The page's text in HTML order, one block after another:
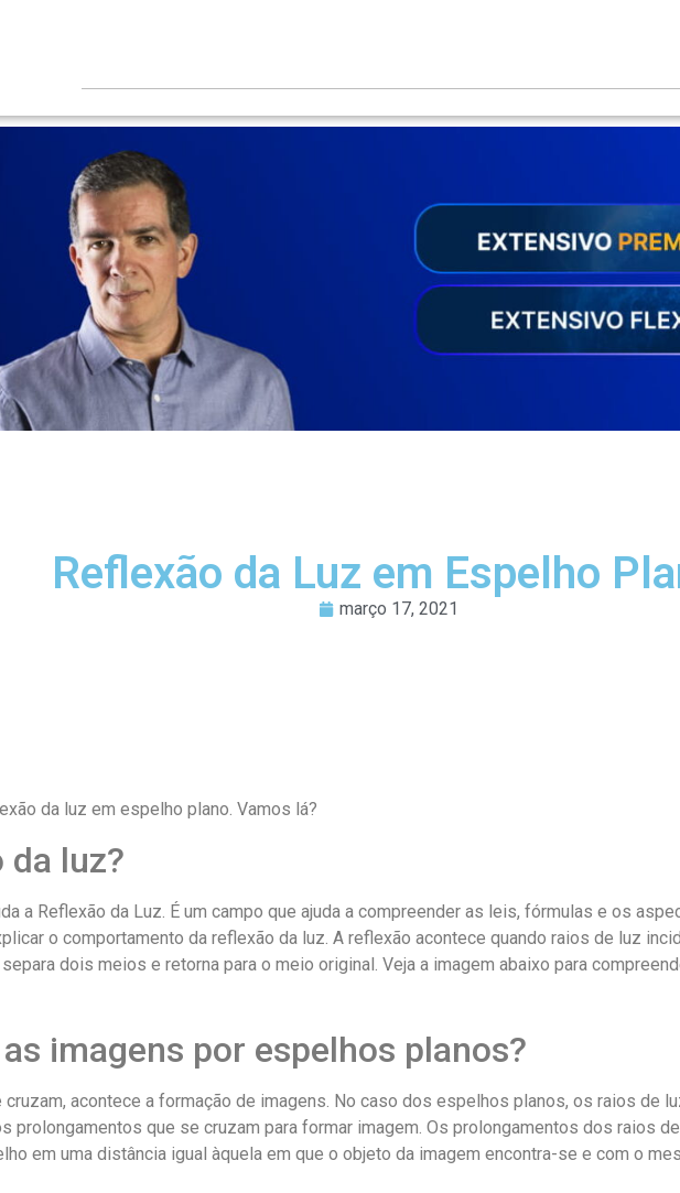
Reflexão da Luz em Espelho
março 17, 2021
da luz em espelho plano. Vamos lá?
da luz?
a Reflexão da Luz. É um campo que ajuda a compreender as leis, fórmulas e os
o comportamento da reflexão da luz. A reflexão acontece quando raios de luz
dois meios e retorna para o meio original. Veja a imagem abaixo para
imagens por espelhos planos?
acontece a formação de imagens. No caso dos espelhos planos, os raios de
prolongamentos que se cruzam para formar imagem. Os prolongamentos dos raios
em uma distância igual àquela em que o objeto da imagem encontra-se e com o